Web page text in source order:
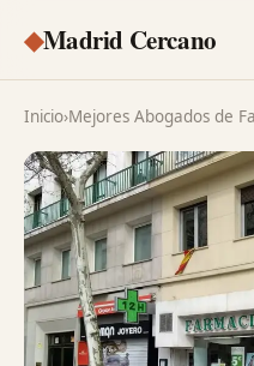
◆Madrid Cercano
Inicio›Mejores Abogados de